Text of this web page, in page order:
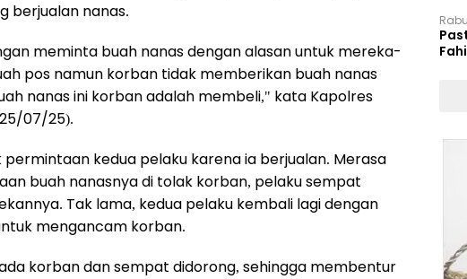
berjualan nanas.
meminta buah nanas dengan alasan untuk mereka-
pos namun korban tidak memberikan buah nanas
nanas ini korban adalah membeli," kata Kapolres
07/25).
kedua pelaku karena ia berjualan. Merasa
buah nanasnya di tolak korban, pelaku sempat
Tak lama, kedua pelaku kembali lagi dengan
mengancam korban.
korban dan sempat didorong, sehingga membentur